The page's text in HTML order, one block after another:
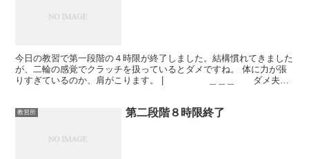
今日の教習で第一段階の４時限が終了しました。結構慣れてきました
が、二輪の感覚でクラッチを扱っているとダメですね。 体に力が張
りすぎているのか、肩がこります。 | ＿＿＿ ダメ夫は
教習所 第二段階８時限終了